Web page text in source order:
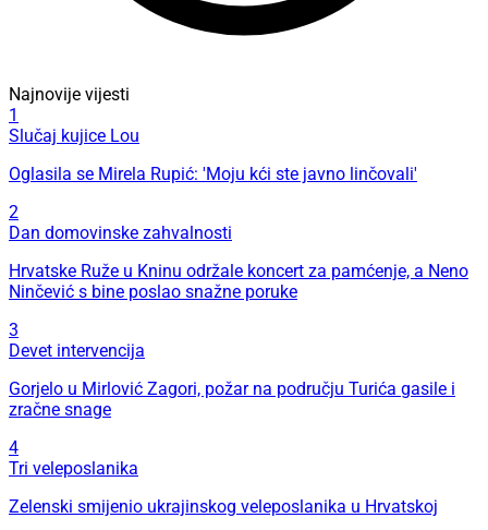
Najnovije vijesti
1
Slučaj kujice Lou
Oglasila se Mirela Rupić: 'Moju kći ste javno linčovali'
2
Dan domovinske zahvalnosti
Hrvatske Ruže u Kninu održale koncert za pamćenje, a Neno
Ninčević s bine poslao snažne poruke
3
Devet intervencija
Gorjelo u Mirlović Zagori, požar na području Turića gasile i
zračne snage
4
Tri veleposlanika
Zelenski smijenio ukrajinskog veleposlanika u Hrvatskoj